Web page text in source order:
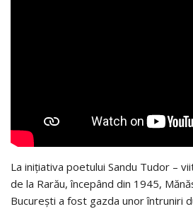
La iniţiativa poetului Sandu Tudor –
de la Rarău, începând din 1945,
Bucureşti a fost gazda unor întruniri